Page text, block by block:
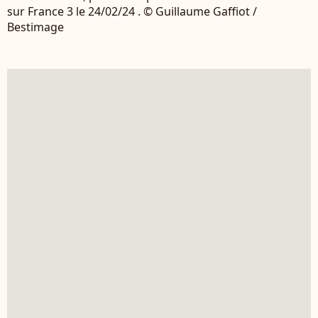
sur France 3 le 24/02/24 . © Guillaume Gaffiot /
Bestimage